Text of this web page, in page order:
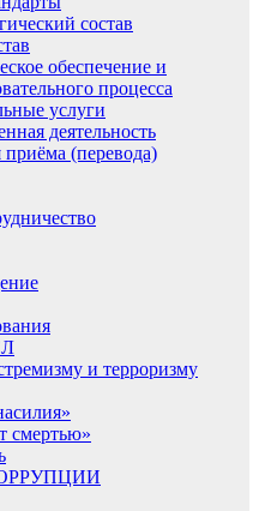
состав
обеспечение и
процесса
услуги
деятельность
(перевода)
и терроризму
смертью»